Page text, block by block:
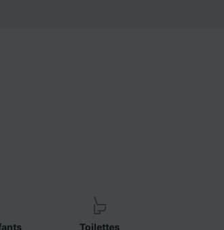
Toilettes